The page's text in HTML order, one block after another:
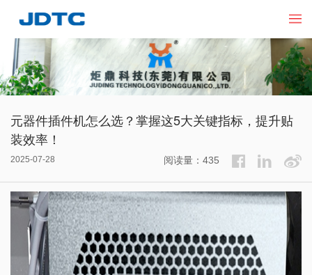
元器件插件机怎么选？掌握这5大关键指标，提升贴
装效率！
2025-07-28 阅读量：435